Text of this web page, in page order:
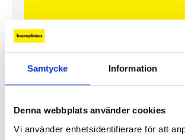
Samtycke Information
Denna webbplats använder cookies
Vi använder enhetsidentifierare för att
Lönerna – redaktion för
Så mycket tjänar vi – och våra